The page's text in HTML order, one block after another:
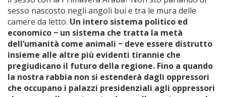
sesso nascosto negli angoli bui e tra le mura delle
camere da letto. Un intero sistema politico ed
economico − un sistema che tratta la metà
dell’umanità come animali − deve essere distrutto
insieme alle altre più evidenti tirannie che
pregiudicano il futuro della regione. Fino a quando
la nostra rabbia non si estenderà dagli oppressori
che occupano i palazzi presidenziali agli oppressori